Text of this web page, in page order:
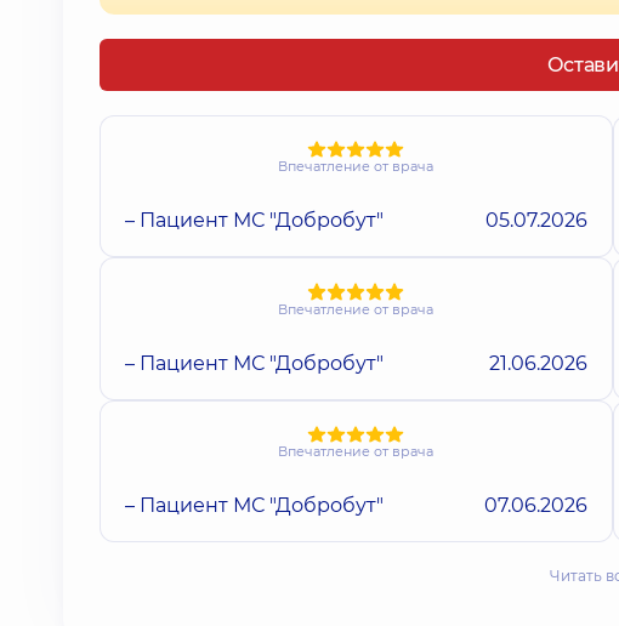
Впечатление от врача
– Пациент МС "Добробут" 05.07.2026
Впечатление от врача
– Пациент МС "Добробут" 21.06.2026
Впечатление от врача
– Пациент МС "Добробут" 07.06.2026
Читать